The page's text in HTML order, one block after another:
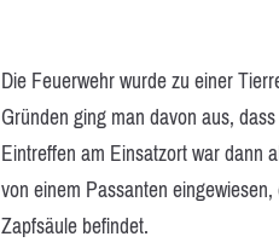
Die Feuerwehr wurde zu einer
Gründen ging man davon aus,
Eintreffen am Einsatzort war dann
von einem Passanten
Zapfsäule befindet.